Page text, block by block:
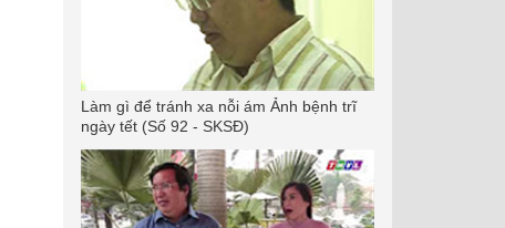
Làm gì để tránh xa nỗi ám Ảnh bệnh trĩ
ngày tết (Số 92 - SKSĐ)